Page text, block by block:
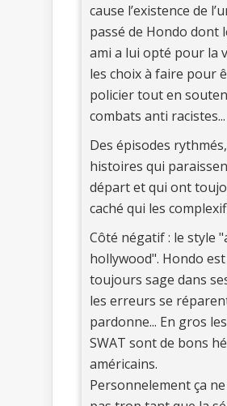
cause l’existence de
passé de Hondo dont
ami a lui opté pour la
les choix à faire pour
policier tout en
combats anti racistes...
Des épisodes
histoires qui
départ et qui ont
caché qui les
Côté négatif : le style
hollywood". Hondo
toujours sage dans
les erreurs se
pardonne... En gros
SWAT sont de bons
américains.
Personnelement ça